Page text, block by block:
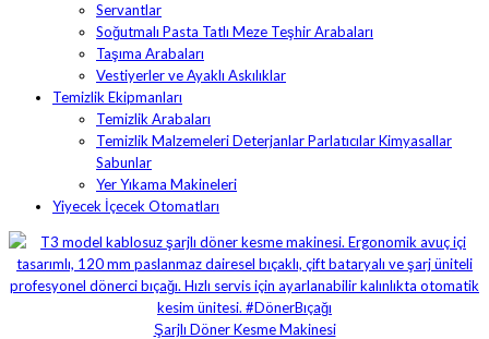
Servantlar
Soğutmalı Pasta Tatlı Meze Teşhir Arabaları
Taşıma Arabaları
Vestiyerler ve Ayaklı Askılıklar
Temizlik Ekipmanları
Temizlik Arabaları
Temizlik Malzemeleri Deterjanlar Parlatıcılar Kimyasallar
Sabunlar
Yer Yıkama Makineleri
Yiyecek İçecek Otomatları
Şarjlı Döner Kesme Makinesi